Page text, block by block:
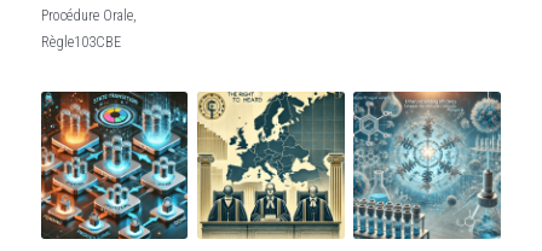
Procédure Orale,
Règle103CBE